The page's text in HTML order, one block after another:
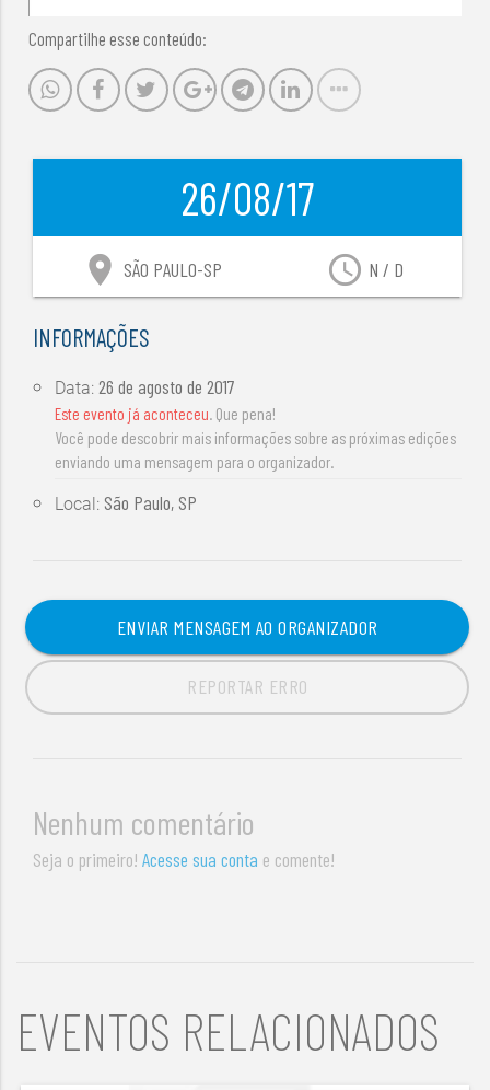
Compartilhe esse conteúdo:
26/08/17
access_time N / D
location_on SÃO PAULO-SP
INFORMAÇÕES
Data:26 de agosto de 2017
Este evento já aconteceu. Que pena!
Você pode descobrir mais informações sobre as próximas edições
enviando uma mensagem para o organizador.
Local: São Paulo, SP
ENVIAR MENSAGEM AO ORGANIZADOR
REPORTAR ERRO
Nenhum comentário
Seja o primeiro!Acesse sua conta e comente!
EVENTOS RELACIONADOS